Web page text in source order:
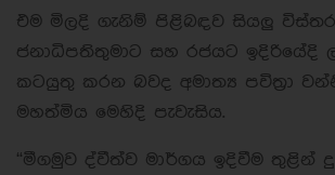
එම මිලදි ගැනිම් පිළිබඳව සියලු විස්තර
ජනාධිපතිතුමාට සහ රජයට ඉදිරියේදි
කටයුතු කරන බවද අමාත්‍ය පවිත්‍රා
මහත්මිය මෙහිදි පැවැසිය.
“මීගමුව ද්වීත්ව මාර්ගය ඉදිවීම තුළින්